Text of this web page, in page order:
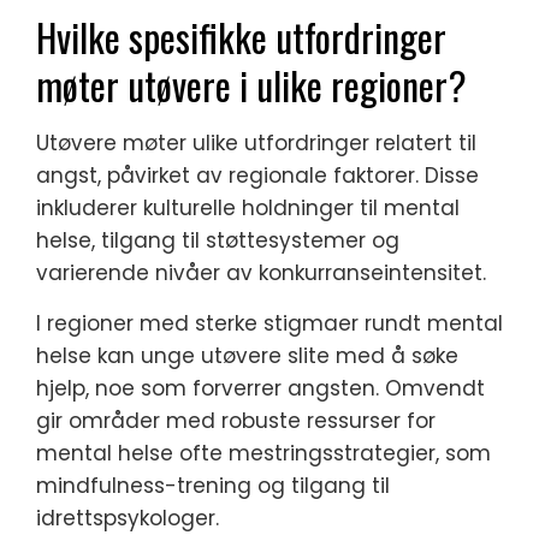
Hvilke spesifikke utfordringer
møter utøvere i ulike regioner?
Utøvere møter ulike utfordringer relatert til
angst, påvirket av regionale faktorer. Disse
inkluderer kulturelle holdninger til mental
helse, tilgang til støttesystemer og
varierende nivåer av konkurranseintensitet.
I regioner med sterke stigmaer rundt mental
helse kan unge utøvere slite med å søke
hjelp, noe som forverrer angsten. Omvendt
gir områder med robuste ressurser for
mental helse ofte mestringsstrategier, som
mindfulness-trening og tilgang til
idrettspsykologer.